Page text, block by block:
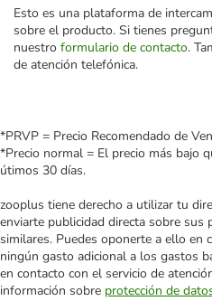
Esto es una plataforma de
sobre el producto. Si tienes
nuestro formulario de contacto.
de atención telefónica.
*PRVP = Precio Recomendado de
*Precio normal = El precio más bajo
útimos 30 días.
zooplus tiene derecho a utilizar tu
enviarte publicidad directa sobre sus
similares. Puedes oponerte a ello en
ningún gasto adicional a los gastos
en contacto con el servicio de
información sobre protección de